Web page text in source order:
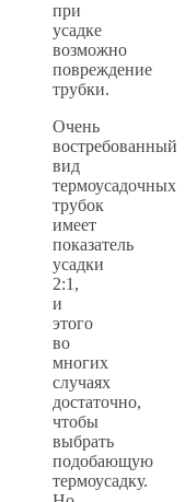
при
усадке
возможно
повреждение
трубки.
Очень
востребованный
вид
термоусадочных
трубок
имеет
показатель
усадки
2:1,
и
этого
во
многих
случаях
достаточно,
чтобы
выбрать
подобающую
термоусадку.